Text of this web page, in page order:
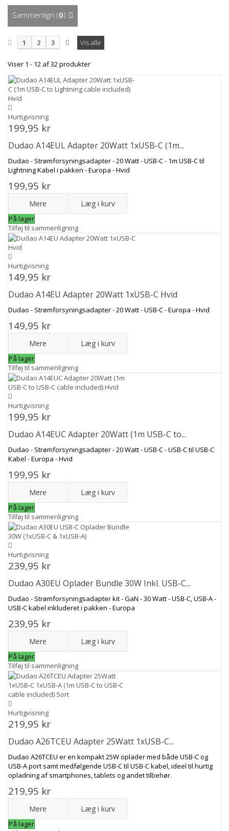
Sammenlign (0)
Vis alle
1 2 3
Viser 1 - 12 af 32 produkter
Hurtigvisning
199,95 kr
Dudao A14EUL Adapter 20Watt 1xUSB-C (1m...
Dudao - Strømforsyningsadapter - 20 Watt - USB-C - 1m USB-C til
Lightning Kabel i pakken - Europa - Hvid
199,95 kr
Mere Læg i kurv
På lager
Tilføj til sammenligning
Hurtigvisning
149,95 kr
Dudao A14EU Adapter 20Watt 1xUSB-C Hvid
Dudao - Strømforsyningsadapter - 20 Watt - USB-C - Europa - Hvid
149,95 kr
Mere Læg i kurv
På lager
Tilføj til sammenligning
Hurtigvisning
199,95 kr
Dudao A14EUC Adapter 20Watt (1m USB-C to...
Dudao - Strømforsyningsadapter - 20 Watt - USB-C - USB-C til USB-C
Kabel - Europa - Hvid
199,95 kr
Mere Læg i kurv
På lager
Tilføj til sammenligning
Hurtigvisning
239,95 kr
Dudao A30EU Oplader Bundle 30W Inkl. USB-C...
Dudao - Strømforsyningsadapter kit - GaN - 30 Watt - USB-C, USB-A -
USB-C kabel inkluderet i pakken - Europa
239,95 kr
Mere Læg i kurv
På lager
Tilføj til sammenligning
Hurtigvisning
219,95 kr
Dudao A26TCEU Adapter 25Watt 1xUSB-C...
Dudao A26TCEU er en kompakt 25W oplader med både USB-C og
USB-A port samt medfølgende USB-C til USB-C kabel, ideel til hurtig
opladning af smartphones, tablets og andet tilbehør.
219,95 kr
Mere Læg i kurv
På lager